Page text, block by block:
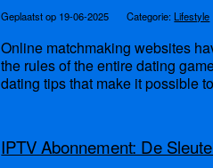
Geplaatst op 19-06-2025 Categorie:Lifestyle
Online matchmaking websites
the rules of the entire dating
dating tips that make it possible
IPTV Abonnement: De